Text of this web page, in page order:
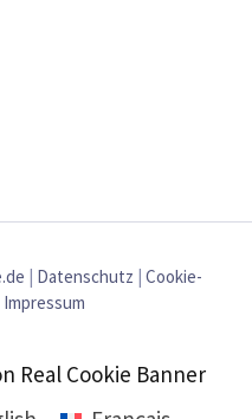
Datenschutz Cookie-
Impressum
Real Cookie Banner